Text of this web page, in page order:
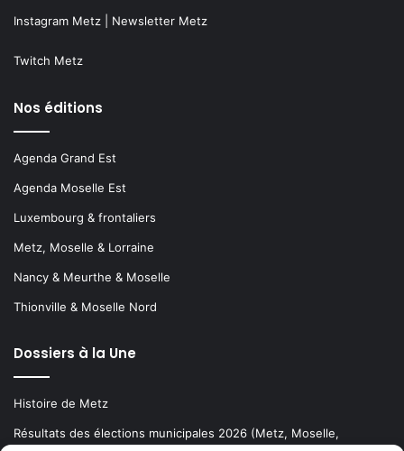
Instagram Metz Newsletter Metz
Twitch Metz
Nos éditions
Agenda Grand Est
Agenda Moselle Est
Luxembourg & frontaliers
Metz, Moselle & Lorraine
Nancy & Meurthe & Moselle
Thionville & Moselle Nord
Dossiers à la Une
Histoire de Metz
Résultats des élections municipales 2026 (Metz, Moselle,